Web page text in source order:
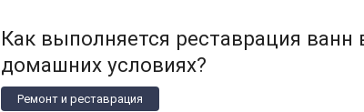
Как выполняется реставрация ванн
домашних условиях?
Ремонт и реставрация